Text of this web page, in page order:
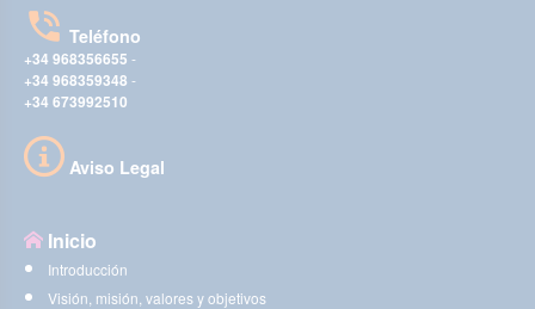
Teléfono
+34 968356655 -
+34 968359348 -
+34 673992510
Aviso Legal
Inicio
Introducción
Visión, misión, valores y objetivos